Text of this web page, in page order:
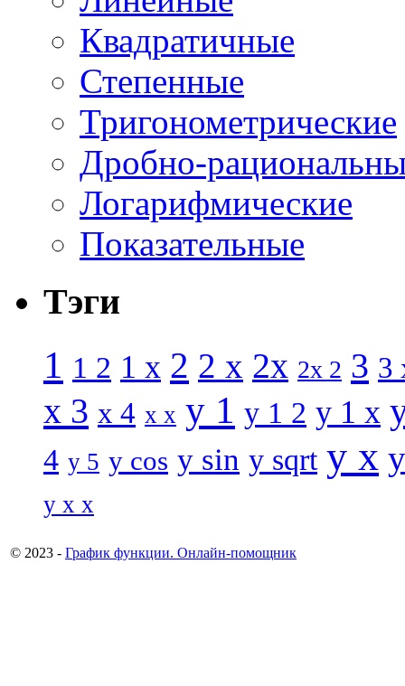
Квадратичные
Степенные
Тригонометрические
Дробно-
Логарифмические
Показательные
Тэги
1 1 2 1 x 2 2 x 2x 2x 2 3 3
x 3 x 4 x x y 1 y 1 2 y 1 x
4 y 5 y cos y sin y sqrt y x
y x x
© 2023 - График функции. Онлайн-помощник